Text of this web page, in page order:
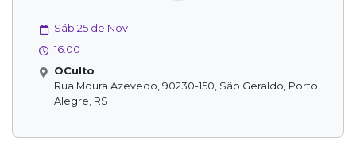
Sáb 25 de Nov
16:00
OCulto
Rua Moura Azevedo, 90230-150, São Geraldo, Porto
Alegre, RS